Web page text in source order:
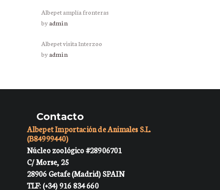
Albepet amplía fronteras
byadmin
Albepet visita Interzoo
byadmin
Contacto
Albepet Importación de Animales S.L.
(B84999440)
Núcleo zoológico #28906701
C/ Morse, 25
28906 Getafe (Madrid) SPAIN
TLF: (+34) 916 834 660